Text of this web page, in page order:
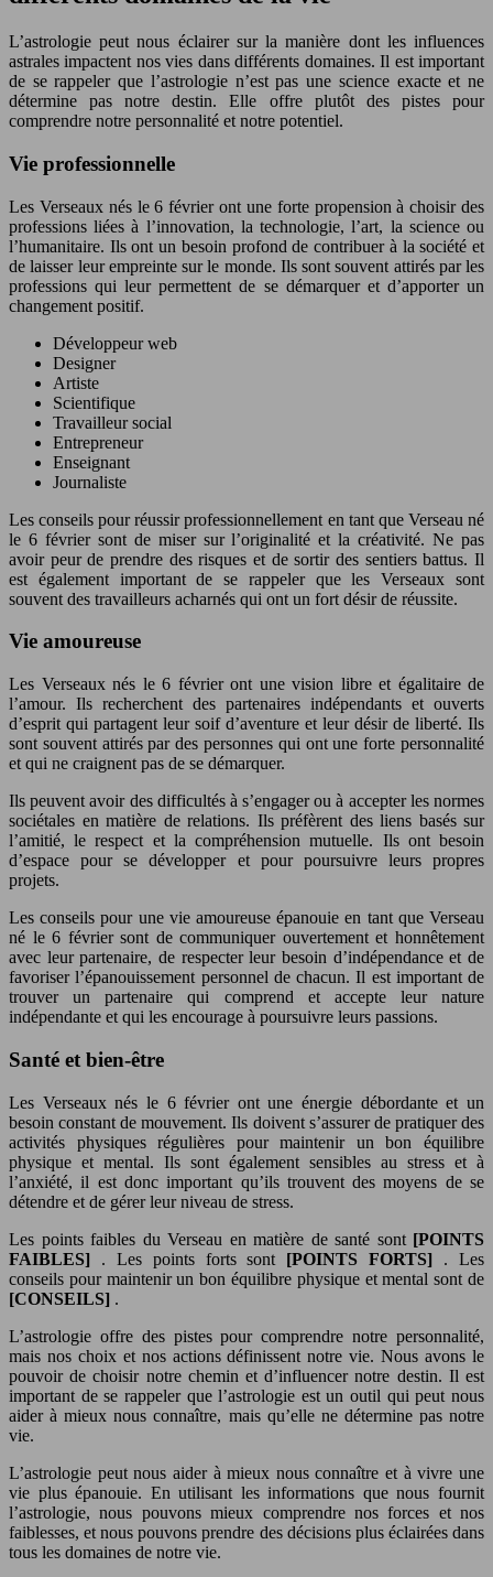
L’astrologie peut nous éclairer sur la manière dont les influences
astrales impactent nos vies dans différents domaines. Il est important
de se rappeler que l’astrologie n’est pas une science exacte et ne
détermine pas notre destin. Elle offre plutôt des pistes pour
comprendre notre personnalité et notre potentiel.
Vie professionnelle
Les Verseaux nés le 6 février ont une forte propension à choisir des
professions liées à l’innovation, la technologie, l’art, la science ou
l’humanitaire. Ils ont un besoin profond de contribuer à la société et
de laisser leur empreinte sur le monde. Ils sont souvent attirés par les
professions qui leur permettent de se démarquer et d’apporter un
changement positif.
Développeur web
Designer
Artiste
Scientifique
Travailleur social
Entrepreneur
Enseignant
Journaliste
Les conseils pour réussir professionnellement en tant que Verseau né
le 6 février sont de miser sur l’originalité et la créativité. Ne pas
avoir peur de prendre des risques et de sortir des sentiers battus. Il
est également important de se rappeler que les Verseaux sont
souvent des travailleurs acharnés qui ont un fort désir de réussite.
Vie amoureuse
Les Verseaux nés le 6 février ont une vision libre et égalitaire de
l’amour. Ils recherchent des partenaires indépendants et ouverts
d’esprit qui partagent leur soif d’aventure et leur désir de liberté. Ils
sont souvent attirés par des personnes qui ont une forte personnalité
et qui ne craignent pas de se démarquer.
Ils peuvent avoir des difficultés à s’engager ou à accepter les normes
sociétales en matière de relations. Ils préfèrent des liens basés sur
l’amitié, le respect et la compréhension mutuelle. Ils ont besoin
d’espace pour se développer et pour poursuivre leurs propres
projets.
Les conseils pour une vie amoureuse épanouie en tant que Verseau
né le 6 février sont de communiquer ouvertement et honnêtement
avec leur partenaire, de respecter leur besoin d’indépendance et de
favoriser l’épanouissement personnel de chacun. Il est important de
trouver un partenaire qui comprend et accepte leur nature
indépendante et qui les encourage à poursuivre leurs passions.
Santé et bien-être
Les Verseaux nés le 6 février ont une énergie débordante et un
besoin constant de mouvement. Ils doivent s’assurer de pratiquer des
activités physiques régulières pour maintenir un bon équilibre
physique et mental. Ils sont également sensibles au stress et à
l’anxiété, il est donc important qu’ils trouvent des moyens de se
détendre et de gérer leur niveau de stress.
Les points faibles du Verseau en matière de santé sont [POINTS
FAIBLES] . Les points forts sont [POINTS FORTS] . Les
conseils pour maintenir un bon équilibre physique et mental sont de
[CONSEILS] .
L’astrologie offre des pistes pour comprendre notre personnalité,
mais nos choix et nos actions définissent notre vie. Nous avons le
pouvoir de choisir notre chemin et d’influencer notre destin. Il est
important de se rappeler que l’astrologie est un outil qui peut nous
aider à mieux nous connaître, mais qu’elle ne détermine pas notre
vie.
L’astrologie peut nous aider à mieux nous connaître et à vivre une
vie plus épanouie. En utilisant les informations que nous fournit
l’astrologie, nous pouvons mieux comprendre nos forces et nos
faiblesses, et nous pouvons prendre des décisions plus éclairées dans
tous les domaines de notre vie.